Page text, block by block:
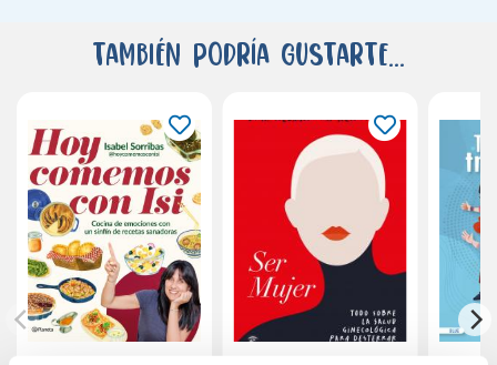
También podría gustarte...